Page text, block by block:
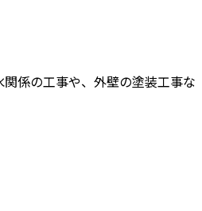
係の工事や、外壁の塗装工事な